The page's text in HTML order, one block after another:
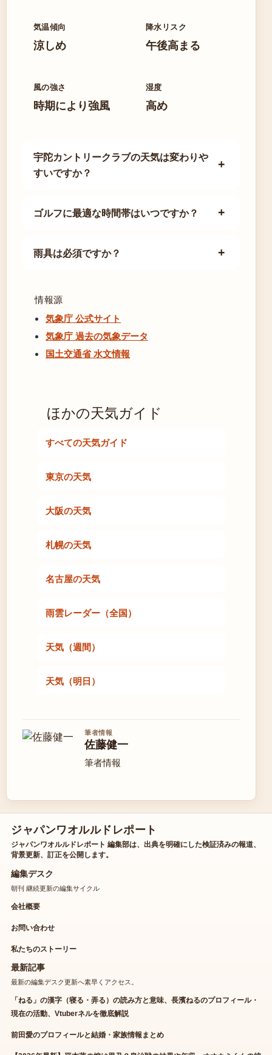
気温傾向
涼しめ
降水リスク
午後高まる
風の強さ
時期により強風
湿度
高め
宇陀カントリークラブの天気は変わりや
すいですか？
ゴルフに最適な時間帯はいつですか？
雨具は必須ですか？
情報源
気象庁 公式サイト
気象庁 過去の気象データ
国土交通省 水文情報
ほかの天気ガイド
すべての天気ガイド
東京の天気
大阪の天気
札幌の天気
名古屋の天気
雨雲レーダー（全国）
天気（週間）
天気（明日）
筆者情報
佐藤健一
筆者情報
ジャパンワオルルドレポート
ジャパンワオルルドレポート 編集部は、出典を明確にした検証済みの報道、
背景更新、訂正を公開します。
編集デスク
朝刊 継続更新の編集サイクル
会社概要
お問い合わせ
私たちのストーリー
最新記事
最新の編集デスク更新へ素早くアクセス。
「ねる」の漢字（寝る・弄る）の読み方と意味、長濱ねるのプロフィール・
現在の活動、Vtuberネルを徹底解説
前田愛のプロフィールと結婚・家族情報まとめ